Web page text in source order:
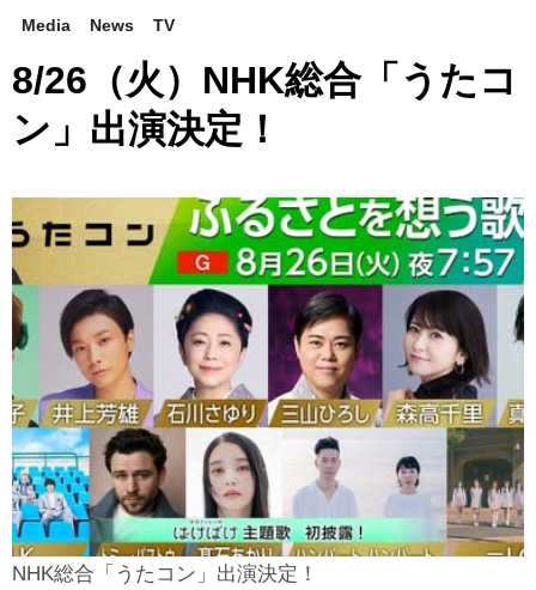
Media News TV
8/26（火）NHK総合「うたコ
ン」出演決定！
NHK総合「うたコン」出演決定！